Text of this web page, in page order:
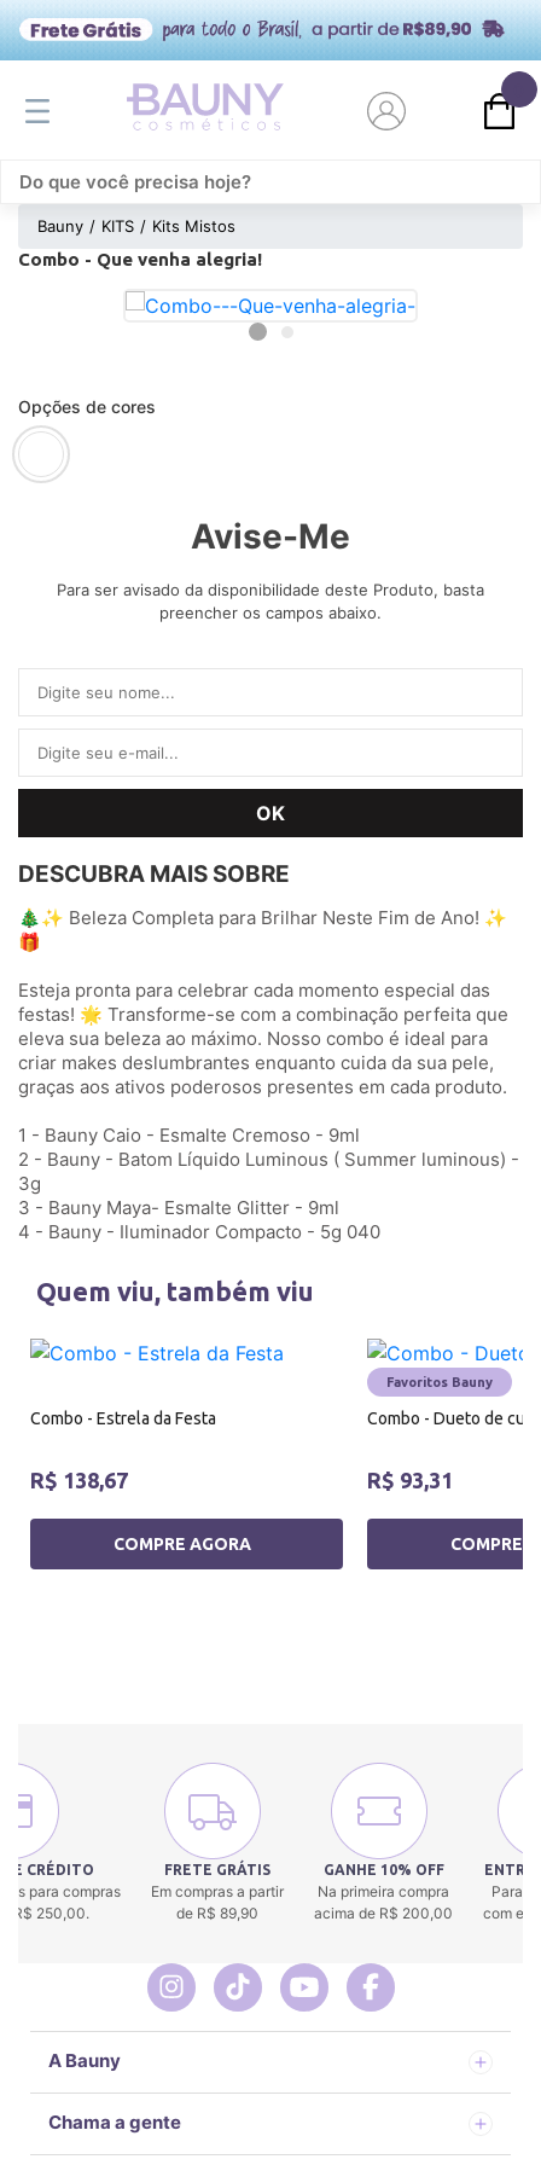
Bauny KITS Kits Mistos
Combo - Que venha alegria!
Opções de cores
Avise-Me
Para ser avisado da disponibilidade deste Produto, basta
preencher os campos abaixo.
DESCUBRA MAIS SOBRE
🎄✨ Beleza Completa para Brilhar Neste Fim de Ano! ✨
🎁
Esteja pronta para celebrar cada momento especial das
festas! 🌟 Transforme-se com a combinação perfeita que
eleva sua beleza ao máximo. Nosso combo é ideal para
criar makes deslumbrantes enquanto cuida da sua pele,
graças aos ativos poderosos presentes em cada produto.
1 - Bauny Caio - Esmalte Cremoso - 9ml
2 - Bauny - Batom Líquido Luminous ( Summer luminous) -
3g
3 - Bauny Maya- Esmalte Glitter - 9ml
4 - Bauny - Iluminador Compacto - 5g 040
Quem viu, também viu
Combo - Estrela da Festa
R$ 138,67
COMPRE AGORA
Favoritos Bauny
Combo - Dueto de
R$ 93,31
COMPRE
CRÉDITO
para compras
R$ 250,00.
FRETE GRÁTIS
Em compras a partir
de R$ 89,90
GANHE 10% OFF
Na primeira compra
acima de R$ 200,00
Para
com
A Bauny
Chama a gente